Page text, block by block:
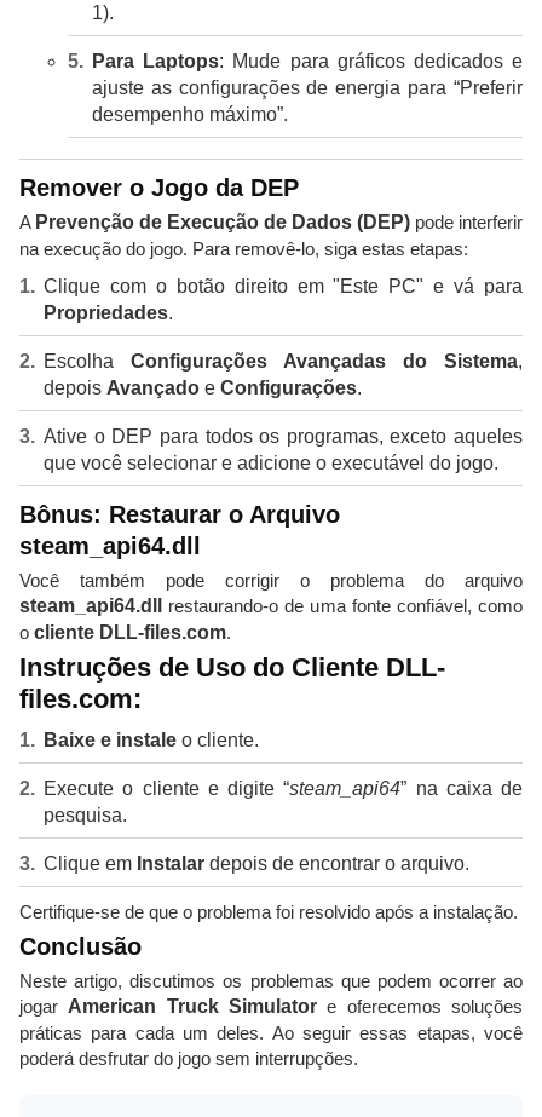
1).
Para Laptops: Mude para gráficos dedicados e
ajuste as configurações de energia para “Preferir
desempenho máximo”.
Remover o Jogo da DEP
A Prevenção de Execução de Dados (DEP) pode interferir
na execução do jogo. Para removê-lo, siga estas etapas:
Clique com o botão direito em "Este PC" e vá para
Propriedades.
Escolha Configurações Avançadas do Sistema,
depois Avançado e Configurações.
Ative o DEP para todos os programas, exceto aqueles
que você selecionar e adicione o executável do jogo.
Bônus: Restaurar o Arquivo
steam_api64.dll
Você também pode corrigir o problema do arquivo
steam_api64.dll
restaurando-o de uma fonte confiável, como
o cliente DLL-files.com.
Instruções de Uso do Cliente DLL-
files.com:
Baixe e instale o cliente.
Execute o cliente e digite “steam_api64” na caixa de
pesquisa.
Clique em Instalar depois de encontrar o arquivo.
Certifique-se de que o problema foi resolvido após a instalação.
Conclusão
Neste artigo, discutimos os problemas que podem ocorrer ao
jogar American Truck Simulator e oferecemos soluções
práticas para cada um deles. Ao seguir essas etapas, você
poderá desfrutar do jogo sem interrupções.